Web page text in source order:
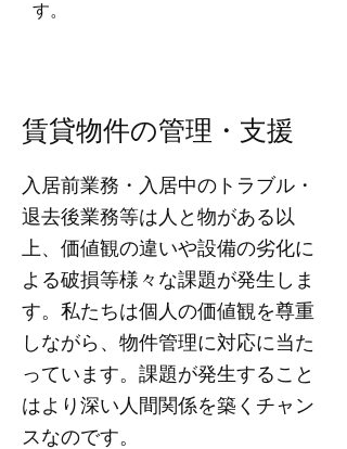
す。
賃貸物件の管理・支援
入居前業務・入居中のトラブル・
退去後業務等は人と物がある以
上、価値観の違いや設備の劣化に
よる破損等様々な課題が発生しま
す。私たちは個人の価値観を尊重
しながら、物件管理に対応に当た
っています。課題が発生すること
はより深い人間関係を築くチャン
スなのです。